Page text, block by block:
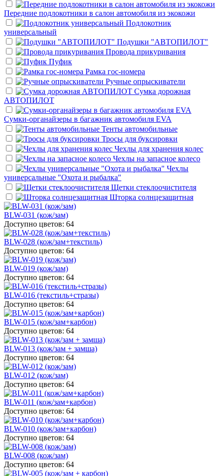
Передние подлокотники в салон автомобиля из экокожи
Подлокотник
универсальный
Подушки "АВТОПИЛОТ"
Провода прикуривания
Пуфик
Рамка гос-номера
Ручные опрыскиватели
Сумка дорожная
АВТОПИЛОТ
Сумки-органайзеры в багажник автомобиля EVA
Тенты автомобильные
Тросы для буксировки
Чехлы для хранения колес
Чехлы на запасное колесо
Чехлы
универсальные "Охота и рыбалка"
Щетки стеклоочистителя
Шторка солнцезащитная
BLW-031 (кож/зам)
Доступно цветов: 64
BLW-028 (кож/зам+текстиль)
Доступно цветов: 64
BLW-019 (кож/зам)
Доступно цветов: 64
BLW-016 (текстиль+стразы)
Доступно цветов: 64
BLW-015 (кож/зам+карбон)
Доступно цветов: 64
BLW-013 (кож/зам + замша)
Доступно цветов: 64
BLW-012 (кож/зам)
Доступно цветов: 64
BLW-011 (кож/зам+карбон)
Доступно цветов: 64
BLW-010 (кож/зам+карбон)
Доступно цветов: 64
BLW-008 (кож/зам)
Доступно цветов: 64